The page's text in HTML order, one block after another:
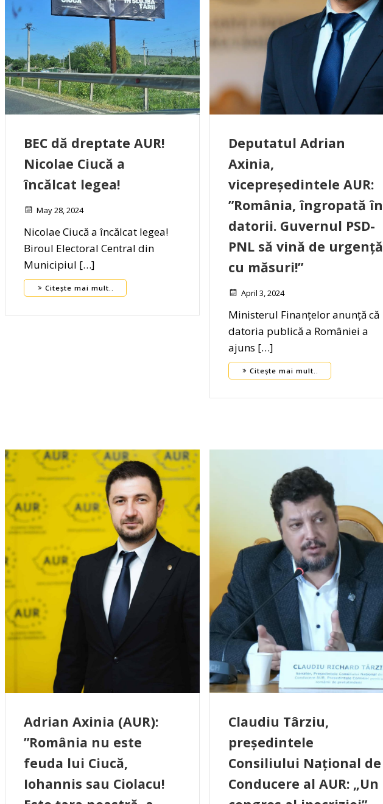
BEC dă dreptate AUR!
Nicolae Ciucă a
încălcat legea!
May 28, 2024
Nicolae Ciucă a încălcat legea!
Biroul Electoral Central din
Municipiul […]
Citește mai mult..
Deputatul Adrian
Axinia,
vicepreședintele AUR:
”România, îngropată în
datorii. Guvernul PSD-
PNL să vină de urgență
cu măsuri!”
April 3, 2024
Ministerul Finanțelor anunță că
datoria publică a României a
ajuns […]
Citește mai mult..
Adrian Axinia (AUR):
”România nu este
feuda lui Ciucă,
Iohannis sau Ciolacu!
Claudiu Târziu,
președintele
Consiliului Național de
Conducere al AUR: „Un